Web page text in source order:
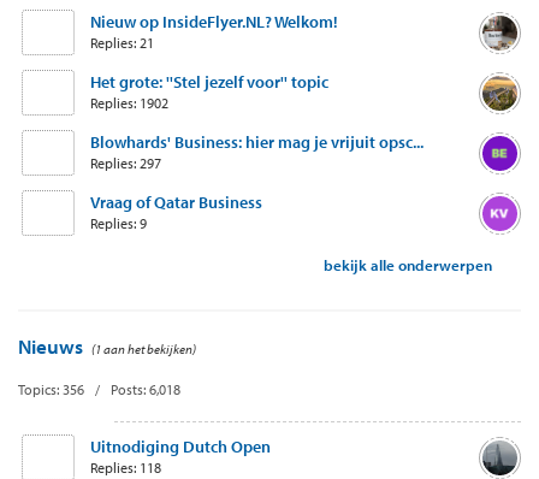
Nieuw op InsideFlyer.NL? Welkom!
Replies: 21
Het grote: ''Stel jezelf voor'' topic
Replies: 1902
Blowhards' Business: hier mag je vrijuit opsc...
Replies: 297
Vraag of Qatar Business
Replies: 9
bekijk alle onderwerpen
Nieuws (1 aan het bekijken)
Topics: 356 / Posts: 6,018
Uitnodiging Dutch Open
Replies: 118